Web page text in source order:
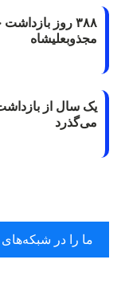
۳۸۸ روز
مجذوبعلیشاه
یک سال از
می‌گذرد
ما را در شبکه‌های